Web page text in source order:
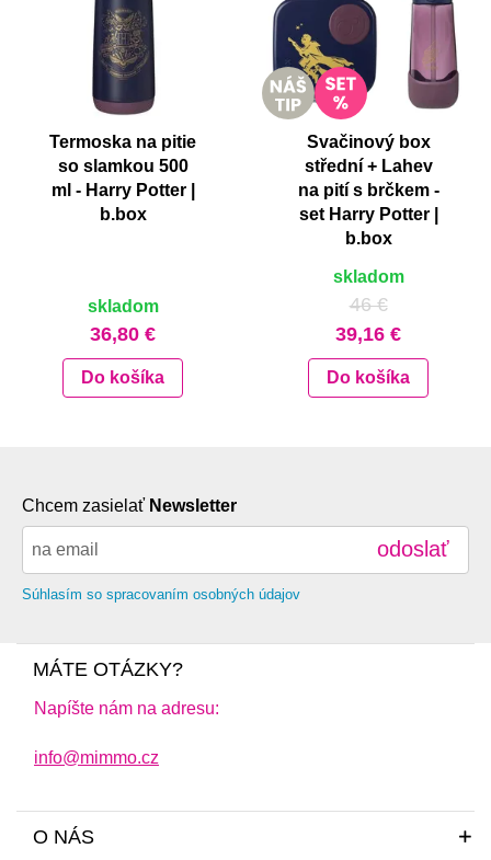
Termoska na pitie
so slamkou 500
ml - Harry Potter |
b.box
skladom
36,80 €
Do košíka
Svačinový box
střední + Lahev
na pití s brčkem -
set Harry Potter |
b.box
skladom
46 €
39,16 €
Do košíka
Chcem zasielať Newsletter
odoslať
Súhlasím so spracovaním osobných údajov
MÁTE OTÁZKY?
Napíšte nám na adresu:
info@mimmo.cz
O NÁS